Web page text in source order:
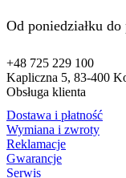
Od poniedziałku
+48 725 229 100
Kapliczna 5, 83-400
Obsługa klienta
Dostawa i płatność
Wymiana i zwroty
Reklamacje
Gwarancje
Serwis